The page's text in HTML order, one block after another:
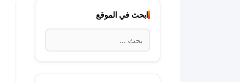
ابحث في الموقع
البحث
عن: